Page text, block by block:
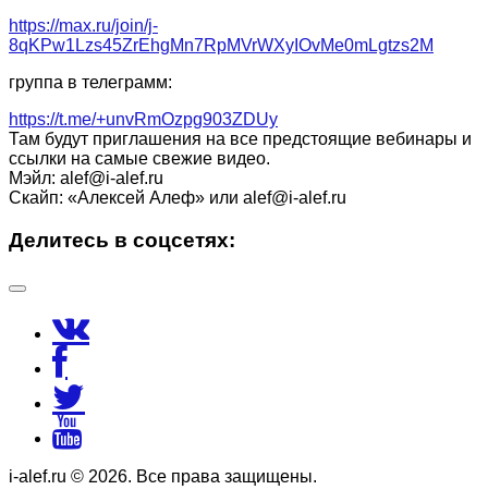
https://max.ru/join/j-
8qKPw1Lzs45ZrEhgMn7RpMVrWXyIOvMe0mLgtzs2M
группа в телеграмм:
https://t.me/+unvRmOzpg903ZDUy
Там будут приглашения на все предстоящие вебинары и
ссылки на самые свежие видео.
Мэйл: alef@i-alef.ru
Скайп: «Алексей Алеф» или alef@i-alef.ru
Делитесь в соцсетях:
i-alef.ru © 2026. Все права защищены.